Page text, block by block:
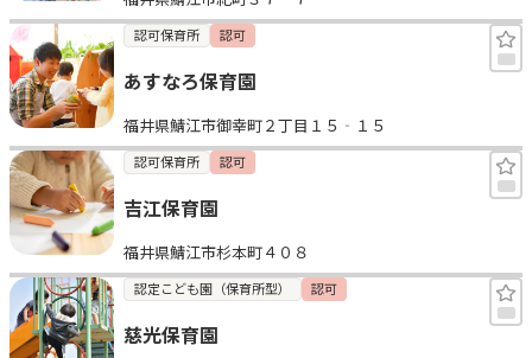
認可保育所 認可
あすなろ保育園
福井県鯖江市御幸町２丁目１５‐１５
認可保育所 認可
吉江保育園
福井県鯖江市杉本町４０８
認定こども園（保育所型） 認可
慈光保育園